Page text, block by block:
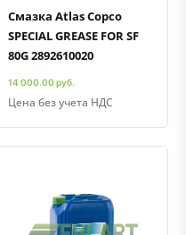
Смазка Atlas Copco
SPECIAL GREASE FOR SF
80G 2892610020
14 000.00 руб.
Цена без учета НДС